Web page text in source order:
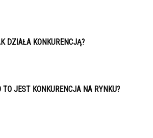
DZIAŁA KONKURENCJĄ?
TO JEST KONKURENCJA NA RYNKU?